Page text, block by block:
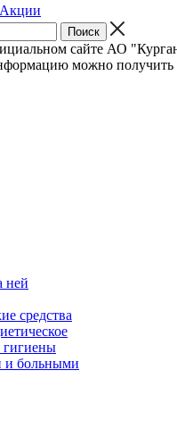
Акции
сайте АО
можно получить
ней
средства
гигиены
и больными